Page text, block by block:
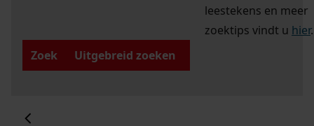
leestekens en meer
zoektips vindt u hier.
Zoek
Uitgebreid zoeken